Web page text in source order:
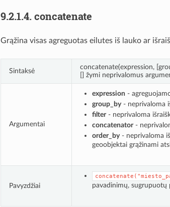
9.2.1.4. concatenate
Grąžina visas agreguotas eilutes iš lauko ar
Sintaksė
concatenate(expression,
[] žymi neprivalomus
Argumentai
expression -
group_by- neprivaloma
filter- neprivaloma
concatenator-
order_by- neprivaloma
geoobjektai grąžinami
Pavyzdžiai pavadinimų, sugrupuotų